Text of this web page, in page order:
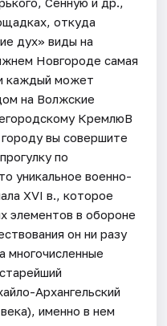
откуда
дух» виды на
Новгороде самая
каждый может
на Волжские
КремлюВ
вы совершите
по
уникальное военно-
XVI в., которое
элементов в обороне
он ни разу
многочисленные
Архангельский
именно в нем